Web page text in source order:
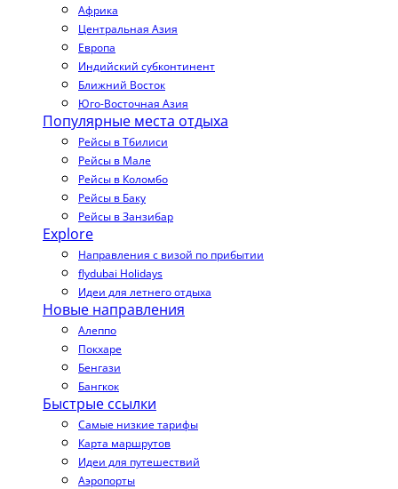
Африка
Центральная Азия
Европа
Индийский субконтинент
Ближний Восток
Юго-Восточная Азия
Популярные места отдыха
Рейсы в Тбилиси
Рейсы в Мале
Рейсы в Коломбо
Рейсы в Баку
Рейсы в Занзибар
Explore
Направления с визой по прибытии
flydubai Holidays
Идеи для летнего отдыха
Новые направления
Алеппо
Покхаре
Бенгази
Бангкок
Быстрые ссылки
Самые низкие тарифы
Карта маршрутов
Идеи для путешествий
Аэропорты